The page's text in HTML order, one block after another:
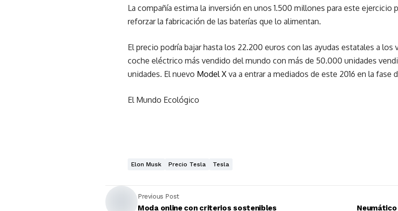
La compañía estima la inversión en unos 1.500 millones para este ejercicio
reforzar la fabricación de las baterías que lo alimentan.
El precio podría bajar hasta los 22.200 euros con las ayudas estatales a
coche eléctrico más vendido del mundo con más de 50.000 unidades
unidades. El nuevo Model X va a entrar a mediados de este 2016 en la fase
El Mundo Ecológico
Elon Musk Precio Tesla Tesla
Previous Post
Moda online con criterios sostenibles